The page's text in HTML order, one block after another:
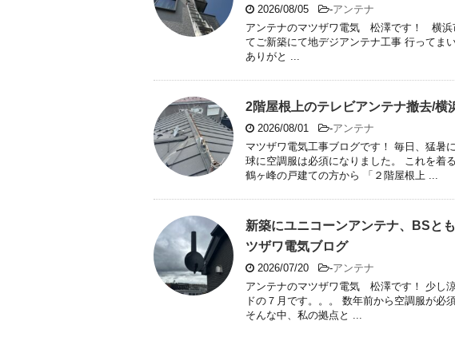
2026/08/05 -アンテナ
アンテナのマツザワ電気 松澤です！ 横浜
てご新築にて地デジアンテナ工事 行って
ありがと ...
2階屋根上のテレビアンテナ撤去/横
2026/08/01 -アンテナ
マツザワ電気工事ブログです！ 毎日、猛暑
球に空調服は必須になりました。 これを着
鶴ヶ峰の戸建ての方から 「２階屋根上 ...
新築にユニコーンアンテナ、BSと
ツザワ電気ブログ
2026/07/20 -アンテナ
アンテナのマツザワ電気 松澤です！ 少し
ドの７月です。。。 数年前から空調服が必
そんな中、私の拠点と ...